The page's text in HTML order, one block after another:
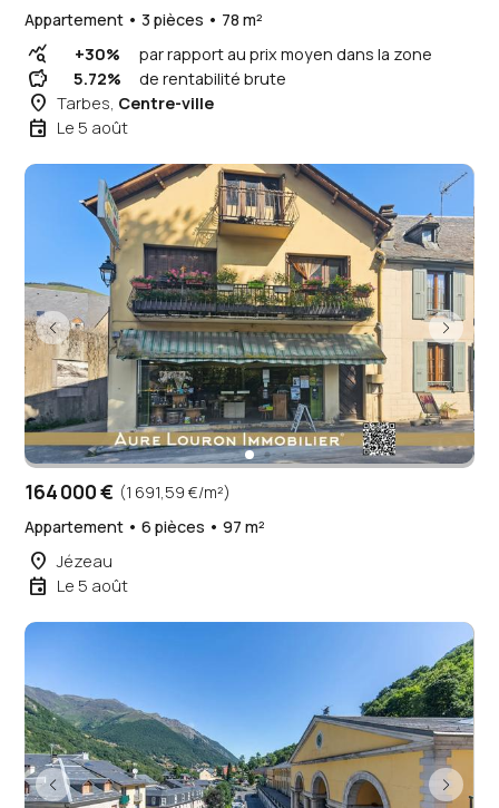
Appartement • 3 pièces • 78 m²
query_stats +30% par rapport au prix moyen dans la zone
savings 5.72% de rentabilité brute
place Tarbes, Centre-ville
event Le 5 août
164 000 € (1 691,59 €/m²)
Appartement • 6 pièces • 97 m²
place Jézeau
event Le 5 août